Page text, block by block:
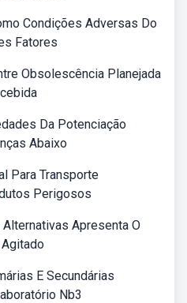
Condições Adversas Do
Fatores
Obsolescência Planejada
Da Potenciação
Abaixo
Para Transporte
Perigosos
Apresenta O
E Secundárias
Nb3